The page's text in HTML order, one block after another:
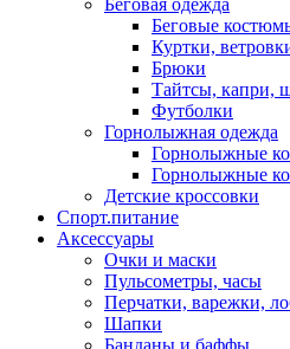
Беговая одежда
Беговые
Куртки,
Брюки
Тайтсы, капри,
Футболки
Горнолыжная одежда
Горнолыжные
Горнолыжные
Детские кроссовки
Спорт.питание
Аксессуары
Очки и маски
Пульсометры, часы
Перчатки, варежки,
Шапки
Банданы и баффы